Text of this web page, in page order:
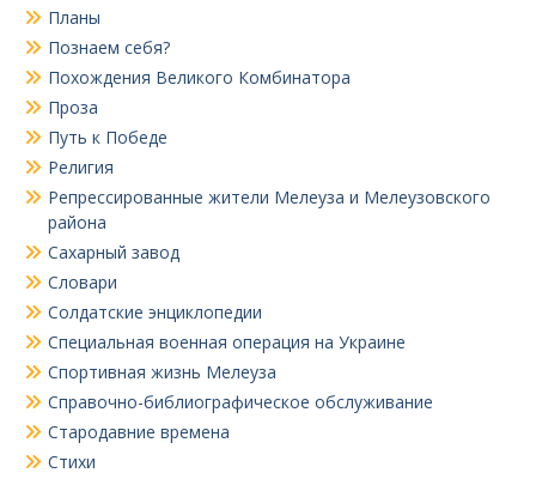
Планы
Познаем себя?
Похождения Великого Комбинатора
Проза
Путь к Победе
Религия
Репрессированные жители Мелеуза и Мелеузовского
района
Сахарный завод
Словари
Солдатские энциклопедии
Специальная военная операция на Украине
Спортивная жизнь Мелеуза
Справочно-библиографическое обслуживание
Стародавние времена
Стихи